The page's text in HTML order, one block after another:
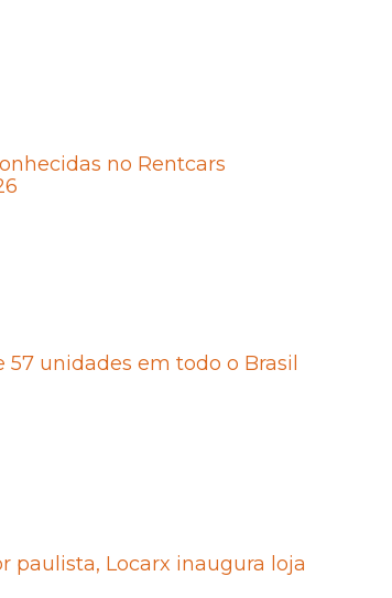
no Rentcars
unidades em todo o Brasil
paulista, Locarx inaugura loja